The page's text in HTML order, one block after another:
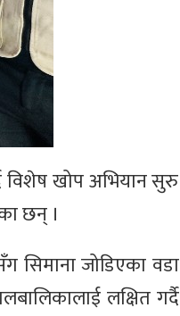
विशेष खोप अभियान सुरु
छन् ।
सिमाना जोडिएका वडा
लक्षित गर्दै